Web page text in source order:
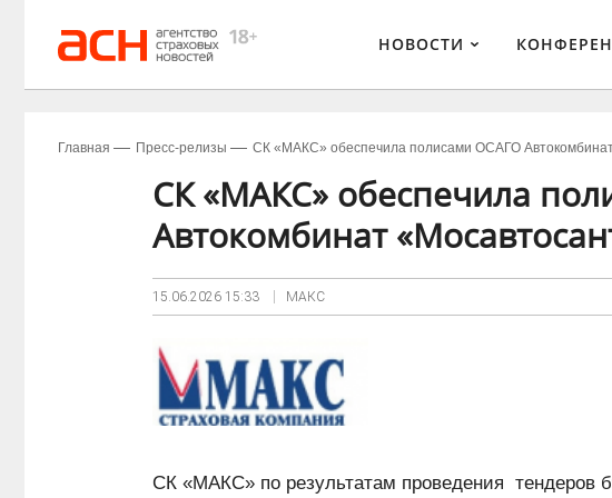
НОВОСТИ
Главная Пресс-релизы СК «МАКС» обеспечила полисами ОСАГО
СК «МАКС» обеспечила
Автокомбинат
15.06.2026 15:33 МАКС
СК «МАКС» по результатам проведения тендеров